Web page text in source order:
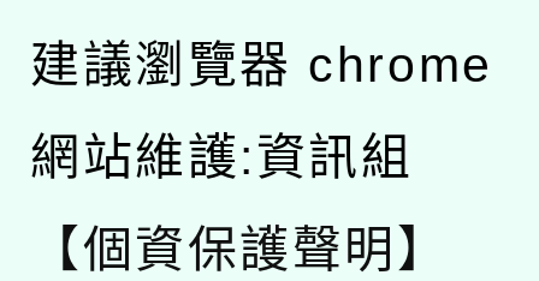
建議瀏覽器 chrome
網站維護:資訊組
【個資保護聲明】